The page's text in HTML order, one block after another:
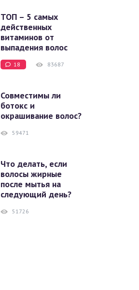
ТОП – 5 самых
действенных
витаминов от
выпадения волос
18 83687
Совместимы ли
ботокс и
окрашивание волос?
59471
Что делать, если
волосы жирные
после мытья на
следующий день?
51726